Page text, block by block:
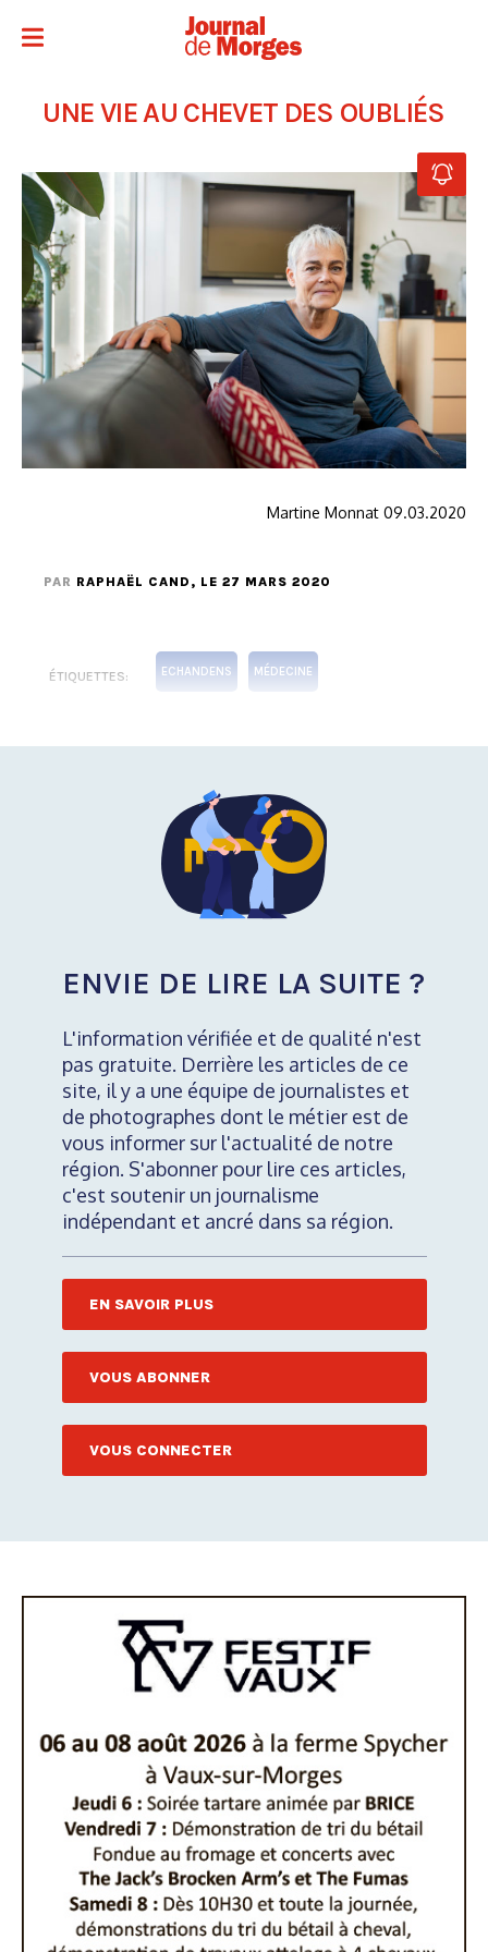
UNE VIE AU CHEVET DES OUBLIÉS
Martine Monnat 09.03.2020
PAR RAPHAËL CAND , LE 27 MARS 2020
ÉTIQUETTES: ECHANDENS MÉDECINE
ENVIE DE LIRE LA SUITE ?
L'information vérifiée et de qualité n'est
pas gratuite. Derrière les articles de ce
site, il y a une équipe de journalistes et
de photographes dont le métier est de
vous informer sur l'actualité de notre
région. S'abonner pour lire ces articles,
c'est soutenir un journalisme
indépendant et ancré dans sa région.
EN SAVOIR PLUS
VOUS ABONNER
VOUS CONNECTER